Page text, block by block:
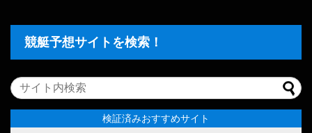
競艇予想サイトを検索！
検証済みおすすめサイト